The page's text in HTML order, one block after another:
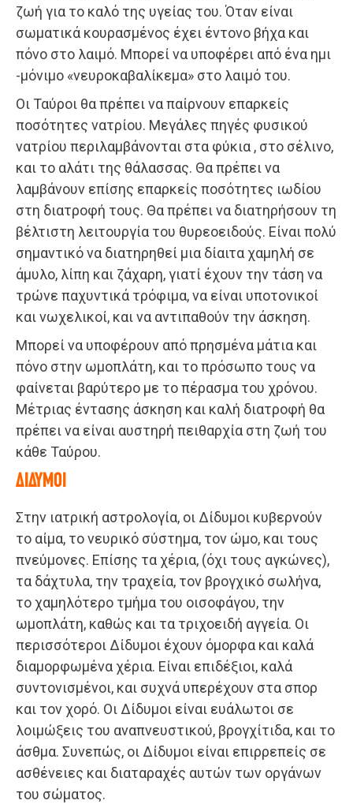
ζωή για το καλό της υγείας του. Όταν είναι
σωματικά κουρασμένος έχει έντονο βήχα και
πόνο στο λαιμό. Μπορεί να υποφέρει από ένα ημι
-μόνιμο «νευροκαβαλίκεμα» στο λαιμό του.
Οι Ταύροι θα πρέπει να παίρνουν επαρκείς
ποσότητες νατρίου. Μεγάλες πηγές φυσικού
νατρίου περιλαμβάνονται στα φύκια , στο σέλινο,
και το αλάτι της θάλασσας. Θα πρέπει να
λαμβάνουν επίσης επαρκείς ποσότητες ιωδίου
στη διατροφή τους. Θα πρέπει να διατηρήσουν τη
βέλτιστη λειτουργία του θυρεοειδούς. Είναι πολύ
σημαντικό να διατηρηθεί μια δίαιτα χαμηλή σε
άμυλο, λίπη και ζάχαρη, γιατί έχουν την τάση να
τρώνε παχυντικά τρόφιμα, να είναι υποτονικοί
και νωχελικοί, και να αντιπαθούν την άσκηση.
Μπορεί να υποφέρουν από πρησμένα μάτια και
πόνο στην ωμοπλάτη, και το πρόσωπο τους να
φαίνεται βαρύτερο με το πέρασμα του χρόνου.
Μέτριας έντασης άσκηση και καλή διατροφή θα
πρέπει να είναι αυστηρή πειθαρχία στη ζωή του
κάθε Ταύρου.
ΔΙΔΥΜΟΙ
Στην ιατρική αστρολογία, οι Δίδυμοι κυβερνούν
το αίμα, το νευρικό σύστημα, τον ώμο, και τους
πνεύμονες. Επίσης τα χέρια, (όχι τους αγκώνες),
τα δάχτυλα, την τραχεία, τον βρογχικό σωλήνα,
το χαμηλότερο τμήμα του οισοφάγου, την
ωμοπλάτη, καθώς και τα τριχοειδή αγγεία. Οι
περισσότεροι Δίδυμοι έχουν όμορφα και καλά
διαμορφωμένα χέρια. Είναι επιδέξιοι, καλά
συντονισμένοι, και συχνά υπερέχουν στα σπορ
και τον χορό. Οι Δίδυμοι είναι ευάλωτοι σε
λοιμώξεις του αναπνευστικού, βρογχίτιδα, και το
άσθμα. Συνεπώς, οι Δίδυμοι είναι επιρρεπείς σε
ασθένειες και διαταραχές αυτών των οργάνων
του σώματος.